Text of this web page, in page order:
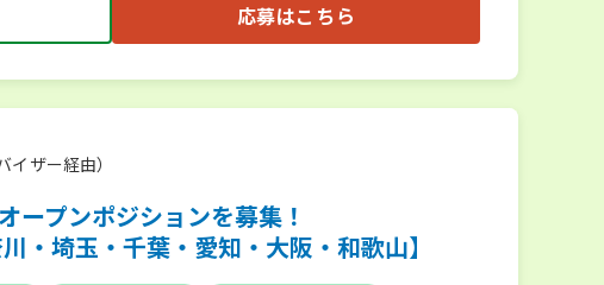
応募はこちら
ザー経由）
プンポジションを募集！
・埼玉・千葉・愛知・大阪・和歌山】